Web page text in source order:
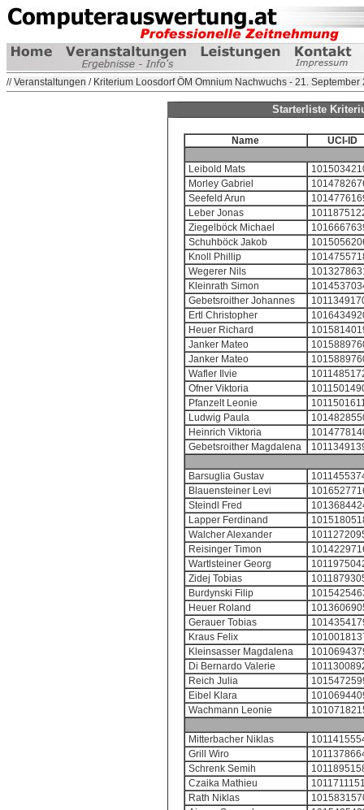
//Veranstaltungen / Kriterium Loosdorf ÖM Omnium Nachwuchs - 21. September
Starterliste
Name UCI-ID
Leibold Mats
Morley Gabriel
Seefeld Arun
Leber Jonas
Ziegelböck Michael
Schuhböck Jakob
Knoll Phillip
Wegerer Nils
Kleinrath Simon
Gebetsroither Johannes
Ertl Christopher
Heuer Richard
Janker Mateo
Janker Mateo
Wafler Ilvie
Ofner Viktoria
Pfanzelt Leonie
Ludwig Paula
Heinrich Viktoria
Gebetsroither Magdalena
Barsuglia Gustav
Blauensteiner Levi
Steindl Fred
Lapper Ferdinand
Walcher Alexander
Reisinger Timon
Wartlsteiner Georg
Zidej Tobias
Burdynski Filip
Heuer Roland
Gerauer Tobias
Kraus Felix
Kleinsasser Magdalena
Di Bernardo Valerie
Reich Julia
Eibel Klara
Wachmann Leonie
Mitterbacher Niklas
Grill Wiro
Schrenk Semih
Czaika Mathieu
Rath Niklas